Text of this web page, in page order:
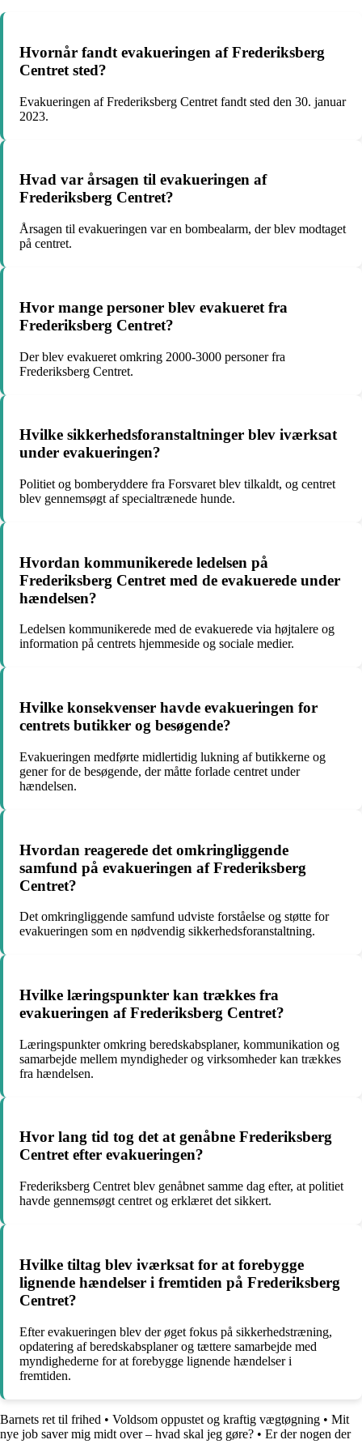
Hvornår fandt evakueringen af Frederiksberg
Centret sted?
Evakueringen af Frederiksberg Centret fandt sted den 30. januar
2023.
Hvad var årsagen til evakueringen af
Frederiksberg Centret?
Årsagen til evakueringen var en bombealarm, der blev modtaget
på centret.
Hvor mange personer blev evakueret fra
Frederiksberg Centret?
Der blev evakueret omkring 2000-3000 personer fra
Frederiksberg Centret.
Hvilke sikkerhedsforanstaltninger blev iværksat
under evakueringen?
Politiet og bomberyddere fra Forsvaret blev tilkaldt, og centret
blev gennemsøgt af specialtrænede hunde.
Hvordan kommunikerede ledelsen på
Frederiksberg Centret med de evakuerede under
hændelsen?
Ledelsen kommunikerede med de evakuerede via højtalere og
information på centrets hjemmeside og sociale medier.
Hvilke konsekvenser havde evakueringen for
centrets butikker og besøgende?
Evakueringen medførte midlertidig lukning af butikkerne og
gener for de besøgende, der måtte forlade centret under
hændelsen.
Hvordan reagerede det omkringliggende
samfund på evakueringen af Frederiksberg
Centret?
Det omkringliggende samfund udviste forståelse og støtte for
evakueringen som en nødvendig sikkerhedsforanstaltning.
Hvilke læringspunkter kan trækkes fra
evakueringen af Frederiksberg Centret?
Læringspunkter omkring beredskabsplaner, kommunikation og
samarbejde mellem myndigheder og virksomheder kan trækkes
fra hændelsen.
Hvor lang tid tog det at genåbne Frederiksberg
Centret efter evakueringen?
Frederiksberg Centret blev genåbnet samme dag efter, at politiet
havde gennemsøgt centret og erklæret det sikkert.
Hvilke tiltag blev iværksat for at forebygge
lignende hændelser i fremtiden på Frederiksberg
Centret?
Efter evakueringen blev der øget fokus på sikkerhedstræning,
opdatering af beredskabsplaner og tættere samarbejde med
myndighederne for at forebygge lignende hændelser i
fremtiden.
Barnets ret til frihed • Voldsom oppustet og kraftig vægtøgning • Mit
nye job saver mig midt over – hvad skal jeg gøre? • Er der nogen der